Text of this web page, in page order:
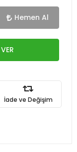
Hemen Al
İade ve Değişim